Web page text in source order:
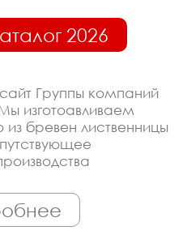
2026
Группы компаний
изготоавливаем
бревен лиственницы
можете
высокую